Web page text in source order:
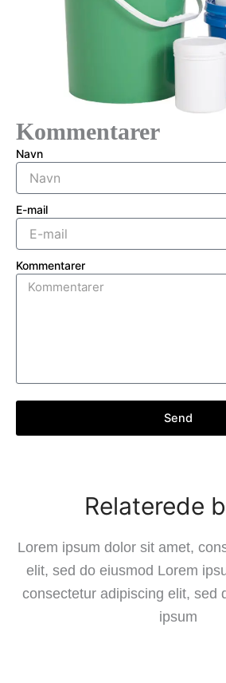
Kommentarer
Navn
E-mail
Kommentarer
Send
Relaterede
Lorem ipsum dolor sit amet,
elit, sed do eiusmod Lorem
consectetur adipiscing elit, sed
ipsum